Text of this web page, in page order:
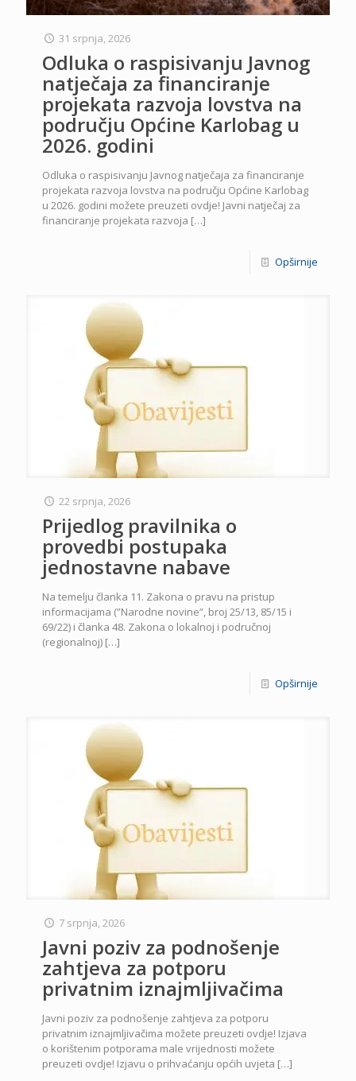
31 srpnja, 2026
Odluka o raspisivanju Javnog
natječaja za financiranje
projekata razvoja lovstva na
području Općine Karlobag u
2026. godini
Odluka o raspisivanju Javnog natječaja za financiranje
projekata razvoja lovstva na području Općine Karlobag
u 2026. godini možete preuzeti ovdje! Javni natječaj za
financiranje projekata razvoja […]
Opširnije
22 srpnja, 2026
Prijedlog pravilnika o
provedbi postupaka
jednostavne nabave
Na temelju članka 11. Zakona o pravu na pristup
informacijama (”Narodne novine”, broj 25/13, 85/15 i
69/22) i članka 48. Zakona o lokalnoj i područnoj
(regionalnoj) […]
Opširnije
7 srpnja, 2026
Javni poziv za podnošenje
zahtjeva za potporu
privatnim iznajmljivačima
Javni poziv za podnošenje zahtjeva za potporu
privatnim iznajmljivačima možete preuzeti ovdje! Izjava
o korištenim potporama male vrijednosti možete
preuzeti ovdje! Izjavu o prihvaćanju općih uvjeta […]